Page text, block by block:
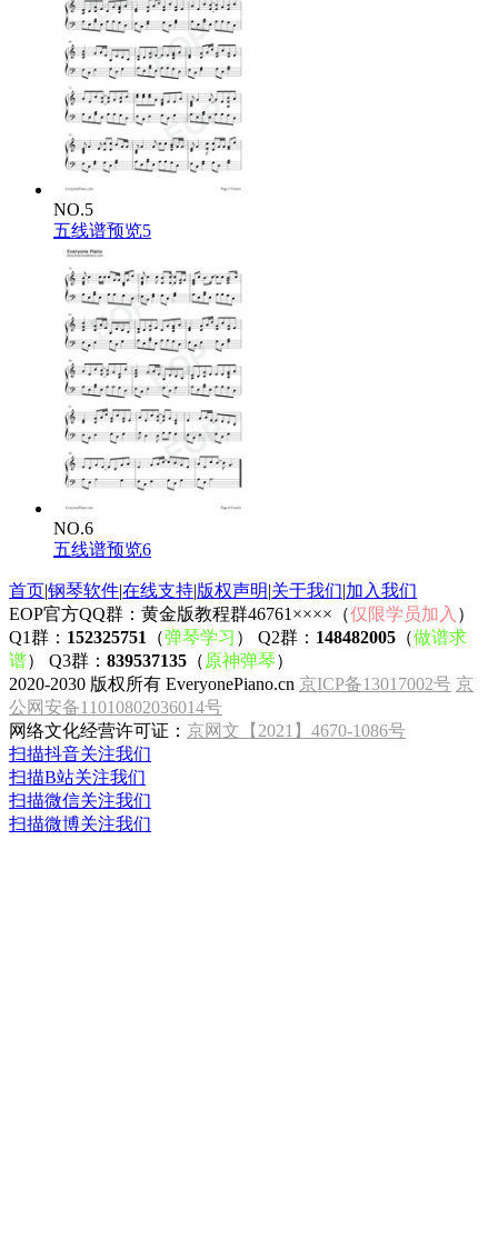
NO.5
五线谱预览5
NO.6
五线谱预览6
首页|钢琴软件|在线支持|版权声明|关于我们|加入我们
EOP官方QQ群：黄金版教程群46761××××（仅限学员加入 ）
Q1群： 152325751 （弹琴学习 ） Q2群： 148482005 （做谱求
谱） Q3群： 839537135 （ 原神弹琴）
2020-2030 版权所有 EveryonePiano.cn 京ICP备13017002号 京
公网安备11010802036014号
网络文化经营许可证： 京网文【2021】4670-1086号
扫描抖音关注我们
扫描B站关注我们
扫描微信关注我们
扫描微博关注我们